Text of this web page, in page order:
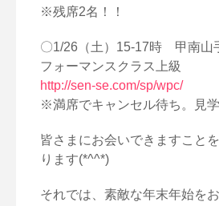
※残席2名！！
〇1/26（土）15-17時 甲南山
フォーマンスクラス上級
http://sen-se.com/sp/wpc/
※満席でキャンセル待ち。見学
皆さまにお会いできますこと
ります(*^^*)
それでは、素敵な年末年始を